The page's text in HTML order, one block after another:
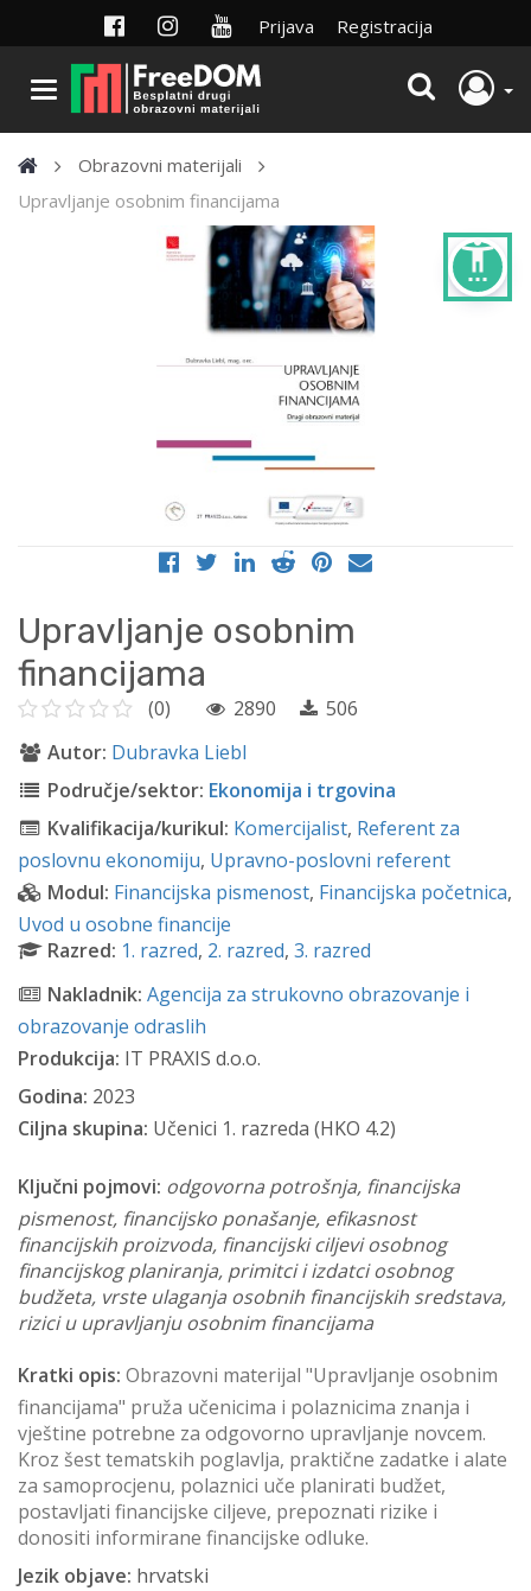
settings_accessibility
Prijava Registracija
Obrazovni materijali
Upravljanje osobnim financijama
Upravljanje osobnim
financijama
(0) 2890
506
Autor: Dubravka Liebl
Područje/sektor: Ekonomija i trgovina
Kvalifikacija/kurikul: Komercijalist, Referent za
poslovnu ekonomiju, Upravno-poslovni referent
Modul: Financijska pismenost, Financijska početnica,
Uvod u osobne financije
Razred: 1. razred, 2. razred, 3. razred
Nakladnik: Agencija za strukovno obrazovanje i
obrazovanje odraslih
Produkcija: IT PRAXIS d.o.o.
Godina: 2023
Ciljna skupina: Učenici 1. razreda (HKO 4.2)
Ključni pojmovi: odgovorna potrošnja, financijska
pismenost, financijsko ponašanje, efikasnost
financijskih proizvoda, financijski ciljevi osobnog
financijskog planiranja, primitci i izdatci osobnog
budžeta, vrste ulaganja osobnih financijskih sredstava,
rizici u upravljanju osobnim financijama
Kratki opis: Obrazovni materijal "Upravljanje osobnim
financijama" pruža učenicima i polaznicima znanja i
vještine potrebne za odgovorno upravljanje novcem.
Kroz šest tematskih poglavlja, praktične zadatke i alate
za samoprocjenu, polaznici uče planirati budžet,
postavljati financijske ciljeve, prepoznati rizike i
donositi informirane financijske odluke.
Jezik objave: hrvatski